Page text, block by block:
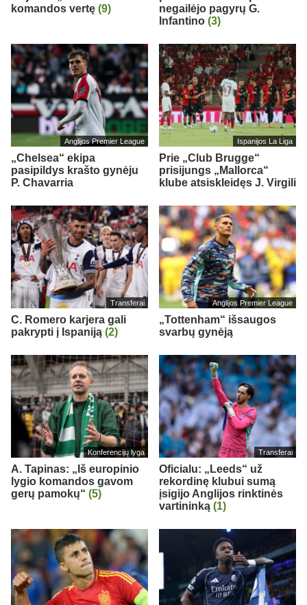
komandos vertę (9)
negailėjo pagyrų G.
Infantino (3)
Anglijos Premier League
„Chelsea“ ekipa
pasipildys krašto gynėju
P. Chavarria
Ispanijos La Liga
Prie „Club Brugge“
prisijungs „Mallorca“
klube atsiskleidęs J. Virgili
Transferai
C. Romero karjera gali
pakrypti į Ispaniją (2)
Anglijos Premier League
„Tottenham“ išsaugos
svarbų gynėją
Konferencijų lyga
A. Tapinas: „Iš europinio
lygio komandos gavom
gerų pamokų“ (5)
Transferai
Oficialu: „Leeds“ už
rekordinę klubui sumą
įsigijo Anglijos rinktinės
vartininką (1)